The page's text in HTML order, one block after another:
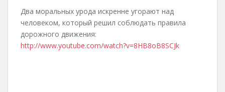
Два моральных урода искренне угорают над
человеком, который решил соблюдать правила
дорожного движения:
http://www.youtube.com/watch?v=8HB8oB8SCJk